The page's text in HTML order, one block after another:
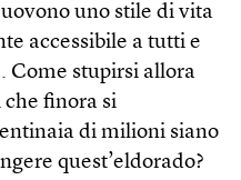
uno stile di vita
accessibile a tutti e
Come stupirsi allora
finora si
di milioni siano
quest’eldorado?